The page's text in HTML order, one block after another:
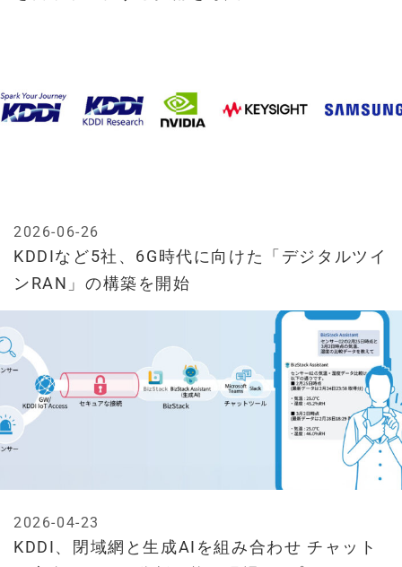
KDDIなど5社、6G時代に向けた「デジタルツイ
ンRAN」の構築を開始
2026-06-26
KDDI、閉域網と生成AIを組み合わせ チャット
2026-04-23